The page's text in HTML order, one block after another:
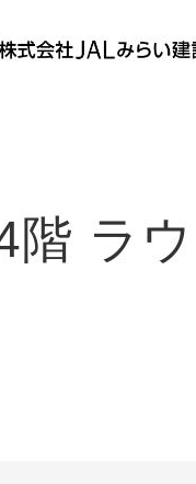
階 ラ